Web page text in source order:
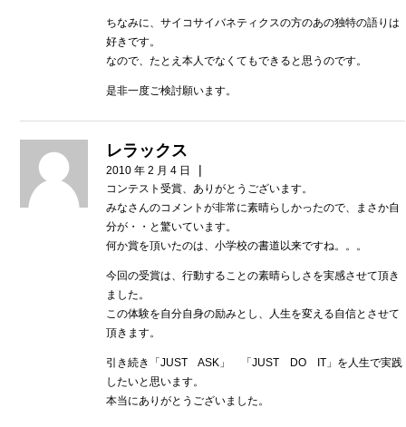
ちなみに、サイコサイバネティクスの方のあの独特の語りは
好きです。
なので、たとえ本人でなくてもできると思うのです。
是非一度ご検討願います。
レラックス
2010 年 2 月 4 日 |
コンテスト受賞、ありがとうございます。
みなさんのコメントが非常に素晴らしかったので、まさか自
分が・・と驚いています。
何か賞を頂いたのは、小学校の書道以来ですね。。。
今回の受賞は、行動することの素晴らしさを実感させて頂き
ました。
この体験を自分自身の励みとし、人生を変える自信とさせて
頂きます。
引き続き「JUST ASK」 「JUST DO IT」を人生で実践
したいと思います。
本当にありがとうございました。